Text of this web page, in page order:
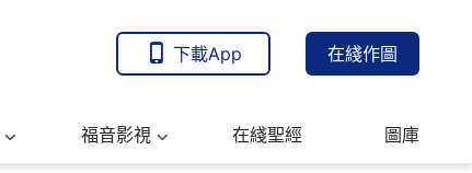
下載App 在綫作圖
福音影視 在綫聖經 圖庫